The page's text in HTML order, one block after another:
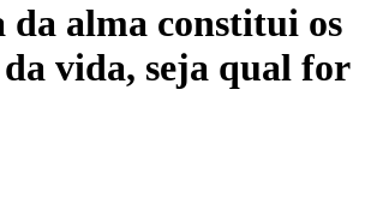
alma constitui os
vida, seja qual for